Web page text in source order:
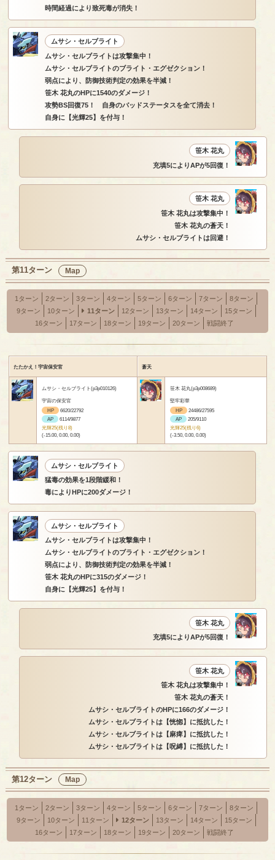
時間経過により致死毒が消失！
ムサシ・セルブライト
ムサシ・セルブライトは攻撃集中！
ムサシ・セルブライトのブライト・エグゼクション！
弱点により、防御技術判定の効果を半減！
笹木 花丸のHPに1540のダメージ！
攻勢BS回復75！ 自身のバッドステータスを全て消去！
自身に【光輝25】を付与！
笹木 花丸
充填5によりAPが5回復！
笹木 花丸
笹木 花丸は攻撃集中！
笹木 花丸の蒼天！
ムサシ・セルブライトは回避！
第11ターン Map
1ターン 2ターン 3ターン 4ターン 5ターン 6ターン 7ターン
8ターン
9ターン
10ターン 11ターン 12ターン 13ターン 14ターン
15ターン
16ターン
17ターン 18ターン 19ターン 20ターン 戦闘終了
たたかえ！宇宙保安官 蒼天
ムサシ・セルブライト(p3p010126)
宇宙の保安官
HP
6620/22792
AP
6114/9877
光輝25(残り8)
(-15.00, 0.00, 0.00)
笹木 花丸(p3p008689)
堅牢彩華
HP
24486/27595
AP
205/9110
光輝25(残り6)
(-3.50, 0.00, 0.00)
ムサシ・セルブライト
猛毒の効果を1段階緩和！
毒によりHPに200ダメージ！
ムサシ・セルブライト
ムサシ・セルブライトは攻撃集中！
ムサシ・セルブライトのブライト・エグゼクション！
弱点により、防御技術判定の効果を半減！
笹木 花丸のHPに315のダメージ！
自身に【光輝25】を付与！
笹木 花丸
充填5によりAPが5回復！
笹木 花丸
笹木 花丸は攻撃集中！
笹木 花丸の蒼天！
ムサシ・セルブライトのHPに166のダメージ！
ムサシ・セルブライトは【恍惚】に抵抗した！
ムサシ・セルブライトは【麻痺】に抵抗した！
ムサシ・セルブライトは【呪縛】に抵抗した！
第12ターン Map
1ターン 2ターン 3ターン 4ターン 5ターン 6ターン 7ターン
8ターン
9ターン
10ターン 11ターン 12ターン 13ターン 14ターン
15ターン
16ターン
17ターン 18ターン 19ターン 20ターン 戦闘終了